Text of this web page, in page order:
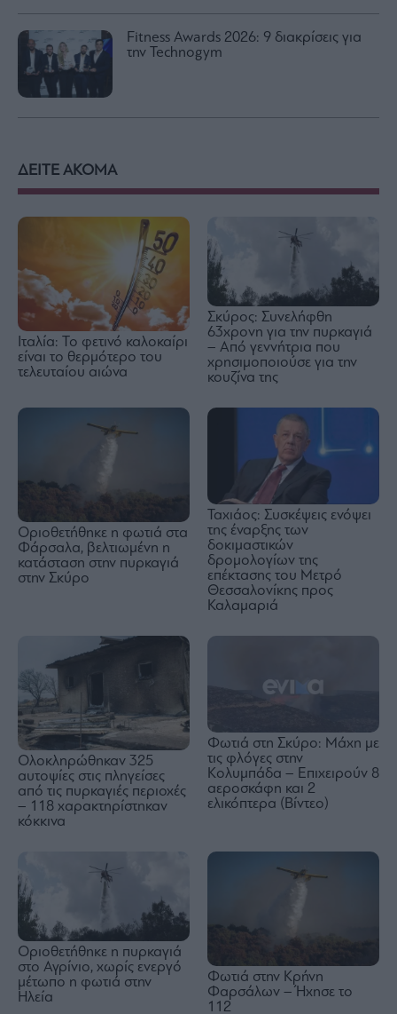
Fitness Awards 2026: 9 διακρίσεις για
την Technogym
ΔΕΙΤΕ ΑΚΟΜΑ
Ιταλία: Το φετινό καλοκαίρι
είναι το θερμότερο του
τελευταίου αιώνα
Σκύρος: Συνελήφθη
63χρονη για την πυρκαγιά
– Από γεννήτρια που
χρησιμοποιούσε για την
κουζίνα της
Οριοθετήθηκε η φωτιά στα
Φάρσαλα, βελτιωμένη η
κατάσταση στην πυρκαγιά
στην Σκύρο
Ταχιάος: Συσκέψεις ενόψει
της έναρξης των
δοκιμαστικών
δρομολογίων της
επέκτασης του Μετρό
Θεσσαλονίκης προς
Καλαμαριά
Ολοκληρώθηκαν 325
αυτοψίες στις πληγείσες
από τις πυρκαγιές περιοχές
– 118 χαρακτηρίστηκαν
κόκκινα
Φωτιά στη Σκύρο: Μάχη με
τις φλόγες στην
Κολυμπάδα – Επιχειρούν 8
αεροσκάφη και 2
ελικόπτερα (Βίντεο)
Οριοθετήθηκε η πυρκαγιά
στο Αγρίνιο, χωρίς ενεργό
μέτωπο η φωτιά στην
Ηλεία
Φωτιά στην Κρήνη
Φαρσάλων – Ήχησε το
112